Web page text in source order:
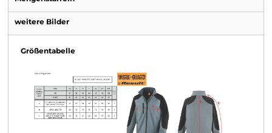
weitere Bilder
Größentabelle